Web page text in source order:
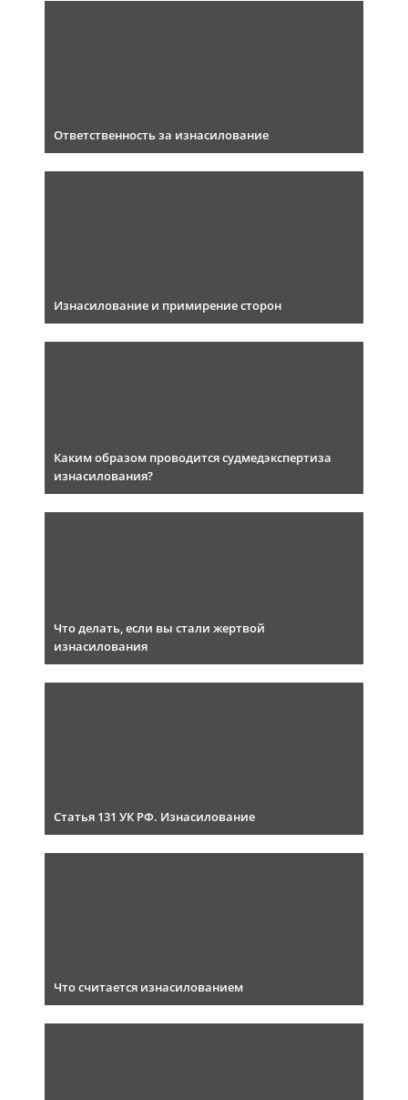
Ответственность за изнасилование
Изнасилование и примирение сторон
Каким образом проводится судмедэкспертиза
изнасилования?
Что делать, если вы стали жертвой
изнасилования
Статья 131 УК РФ. Изнасилование
Что считается изнасилованием